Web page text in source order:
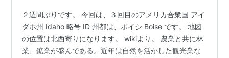
２週間ぶりです。 今回は、３回目のアメリカ合衆国 アイ
ダホ州 Idaho 略号 ID 州都は、ボイシ Boise です。 地図
の位置は北西寄りになります。 wikiより。 農業と共に林
業、鉱業が盛んである。近年は自然を活かした観光業な